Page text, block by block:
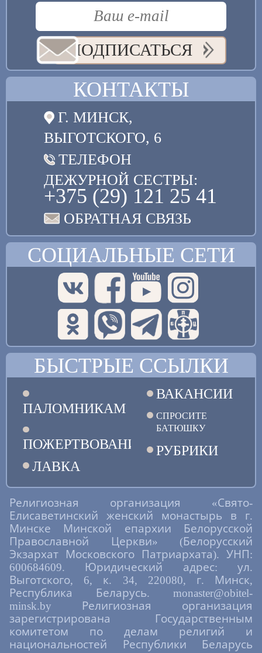
ПОДПИСАТЬСЯ
КОНТАКТЫ
Г. МИНСК,
ВЫГОТСКОГО, 6
ТЕЛЕФОН
ДЕЖУРНОЙ СЕСТРЫ:
+375 (29) 121 25 41
ОБРАТНАЯ СВЯЗЬ
СОЦИАЛЬНЫЕ СЕТИ
БЫСТРЫЕ ССЫЛКИ
ПАЛОМНИКАМ
ПОЖЕРТВОВАНИЯ
ЛАВКА
ВАКАНСИИ
СПРОСИТЕ
БАТЮШКУ
РУБРИКИ
Религиозная организация «Свято-
Елисаветинский женский монастырь в г.
Минске Минской епархии Белорусской
Православной Церкви» (Белорусский
Экзархат Московского Патриархата). УНП:
600684609. Юридический адрес: ул.
Выготского, 6, к. 34, 220080, г. Минск,
Республика Беларусь. monaster@obitel-
minsk.by Религиозная организация
зарегистрирована Государственным
комитетом по делам религий и
национальностей Республики Беларусь